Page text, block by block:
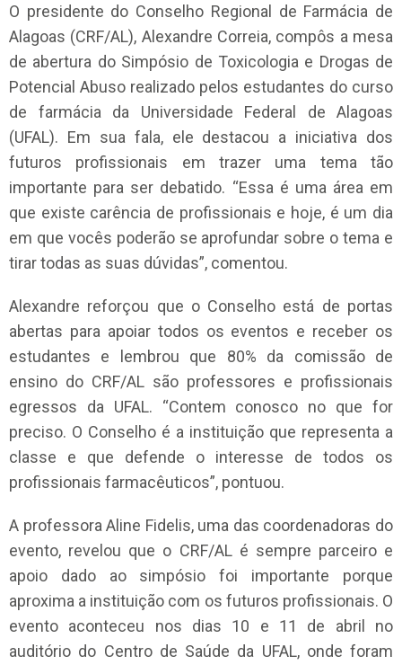
O presidente do Conselho Regional de Farmácia de
Alagoas (CRF/AL), Alexandre Correia, compôs a mesa
de abertura do Simpósio de Toxicologia e Drogas de
Potencial Abuso realizado pelos estudantes do curso
de farmácia da Universidade Federal de Alagoas
(UFAL). Em sua fala, ele destacou a iniciativa dos
futuros profissionais em trazer uma tema tão
importante para ser debatido. “Essa é uma área em
que existe carência de profissionais e hoje, é um dia
em que vocês poderão se aprofundar sobre o tema e
tirar todas as suas dúvidas”, comentou.
Alexandre reforçou que o Conselho está de portas
abertas para apoiar todos os eventos e receber os
estudantes e lembrou que 80% da comissão de
ensino do CRF/AL são professores e profissionais
egressos da UFAL. “Contem conosco no que for
preciso. O Conselho é a instituição que representa a
classe e que defende o interesse de todos os
profissionais farmacêuticos”, pontuou.
A professora Aline Fidelis, uma das coordenadoras do
evento, revelou que o CRF/AL é sempre parceiro e
apoio dado ao simpósio foi importante porque
aproxima a instituição com os futuros profissionais. O
evento aconteceu nos dias 10 e 11 de abril no
auditório do Centro de Saúde da UFAL, onde foram